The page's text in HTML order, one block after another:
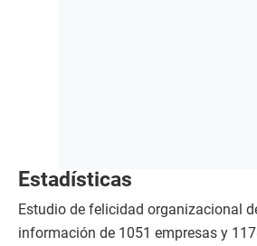
Estadísticas
Estudio de felicidad organizacional
información de 1051 empresas y